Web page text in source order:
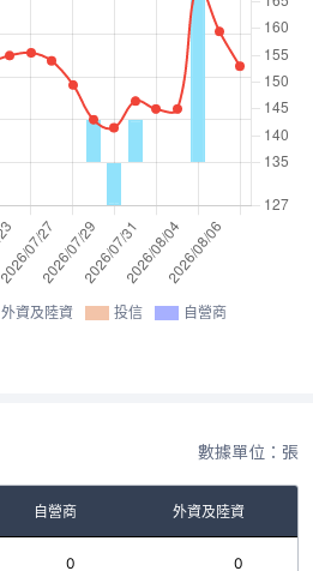
外資及陸資 投信 自營商
數據單位：張
自營商 外資及陸資
0 0